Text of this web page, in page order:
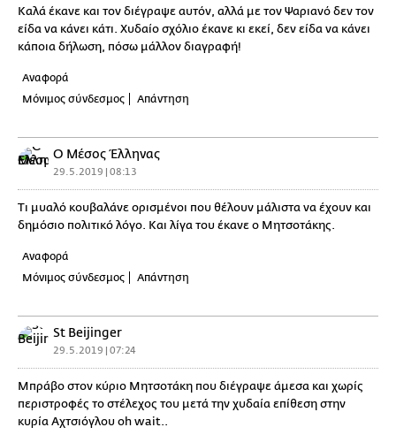
Καλά έκανε και τον διέγραψε αυτόν, αλλά με τον Ψαριανό δεν τον
είδα να κάνει κάτι. Χυδαίο σχόλιο έκανε κι εκεί, δεν είδα να κάνει
κάποια δήλωση, πόσω μάλλον διαγραφή!
Αναφορά
Μόνιμος σύνδεσμος
Απάντηση
Ο Μέσος Έλληνας
29.5.2019 | 08:13
Τι μυαλό κουβαλάνε ορισμένοι που θέλουν μάλιστα να έχουν και
δημόσιο πολιτικό λόγο. Και λίγα του έκανε ο Μητσοτάκης.
Αναφορά
Μόνιμος σύνδεσμος
Απάντηση
St Beijinger
29.5.2019 | 07:24
Μπράβο στον κύριο Μητσοτάκη που διέγραψε άμεσα και χωρίς
περιστροφές το στέλεχος του μετά την χυδαία επίθεση στην
κυρία Αχτσιόγλου oh wait..